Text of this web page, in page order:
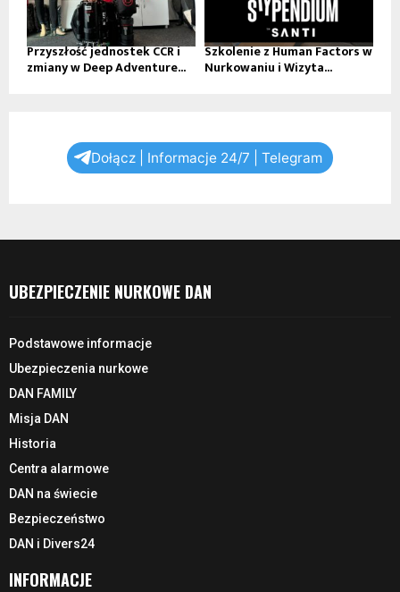
Przyszłość jednostek CCR i
zmiany w Deep Adventure...
Szkolenie z Human Factors w
Nurkowaniu i Wizyta...
Dołącz | Informacje 24/7 | Telegram
UBEZPIECZENIE NURKOWE DAN
Podstawowe informacje
Ubezpieczenia nurkowe
DAN FAMILY
Misja DAN
Historia
Centra alarmowe
DAN na świecie
Bezpieczeństwo
DAN i Divers24
INFORMACJE